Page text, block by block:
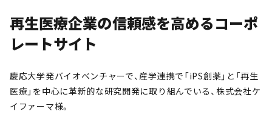
再生医療企業の信頼感を高めるコーポ
レートサイト
慶応大学発バイオベンチャーで、産学連携で「iPS創薬」と「再生
医療」を中心に革新的な研究開発に取り組んでいる、株式会社ケ
イファーマ様。